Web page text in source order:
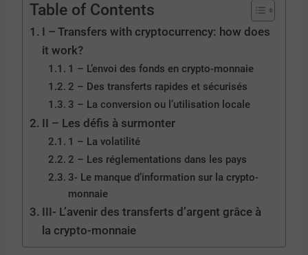
Table of Contents
I – Transfers with cryptocurrency: how does
it work?
1 – L’envoi des fonds en crypto-monnaie
2 – Des transferts rapides et sécurisés
3 – La conversion ou l’utilisation locale
II – Les défis à surmonter
1 – La volatilité
2 – Les réglementations dans les pays
3- Le manque d’information sur la crypto-
monnaie
III- L’avenir des transferts d’argent grâce à
la crypto-monnaie